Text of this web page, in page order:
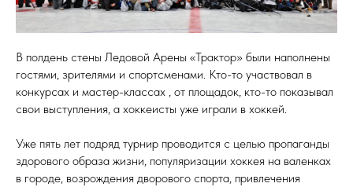
В полдень стены Ледовой Арены «Трактор» были наполнены
гостями, зрителями и спортсменами. Кто-то участвовал в
конкурсах и мастер-классах , от площадок, кто-то показывал
свои выступления, а хоккеисты уже играли в хоккей.
Уже пять лет подряд турнир проводится с целью пропаганды
здорового образа жизни, популяризации хоккея на валенках
в городе, возрождения дворового спорта, привлечения